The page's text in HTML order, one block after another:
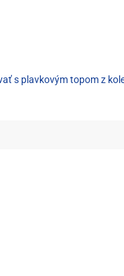
s plavkovým topom z